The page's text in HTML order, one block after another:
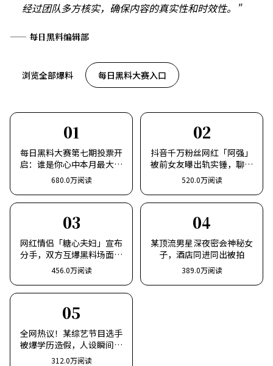
经过团队多方核实，确保内容的真实性和时效性。"
—— 每日黑料编辑部
浏览全部爆料 每日黑料大赛入口
01
每日黑料大赛第七期投票开
启：谁是你心中本月最大塌
房咖？
680.0万阅读
02
抖音千万粉丝网红「阿强」
被前女友曝出轨实锤，聊天
记录全曝光
520.0万阅读
03
网红情侣「糖心夫妇」宣布
分手，双方互爆黑料场面失
控
456.0万阅读
04
某顶流男星深夜密会神秘女
子，酒店同进同出被拍
389.0万阅读
05
全网热议！某综艺节目选手
被爆学历造假，人设瞬间崩
塌
312.0万阅读